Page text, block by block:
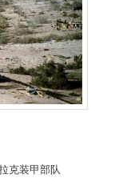
克装甲部队